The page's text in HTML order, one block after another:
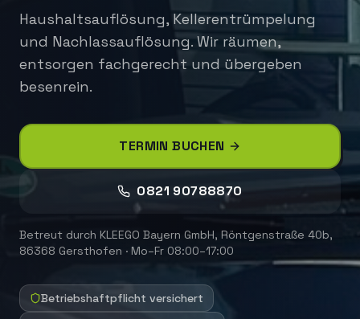
Haushaltsauflösung, Kellerentrümpelung
und Nachlassauflösung. Wir räumen,
entsorgen fachgerecht und übergeben
besenrein.
TERMIN BUCHEN
0821 90788870
Betreut durch KLEEGO Bayern GmbH, Röntgenstraße 40b,
86368 Gersthofen · Mo–Fr 08:00–17:00
Betriebshaftpflicht versichert